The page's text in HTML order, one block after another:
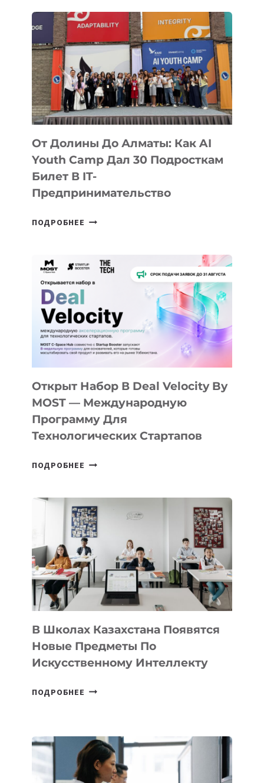
СООСНОВАТЕЛЯ
BRAIN
От Долины До Алматы: Как AI
Youth Camp Дал 30 Подросткам
Билет В IT-
Предпринимательство
ПОДРОБНЕЕ ОТ
АЛМАТЫ:
AI
YOUTH
CAMP
ДАЛ
30
ПОДРОСТКАМ
БИЛЕТ
В
ПРЕДПРИНИМАТЕЛЬСТВО
Открыт Набор В Deal Velocity By
MOST — Международную
Программу Для
Технологических Стартапов
ПОДРОБНЕЕ ОТКРЫТ
DEAL
VELOCITY
BY
MOST
—
МЕЖДУНАРОДНУЮ
ПРОГРАММУ
ДЛЯ
ТЕХНОЛОГИЧЕСКИХ
В Школах Казахстана Появятся
Новые Предметы По
Искусственному Интеллекту
ПОДРОБНЕЕ В
НОВЫЕ
ПРЕДМЕТЫ
ПО